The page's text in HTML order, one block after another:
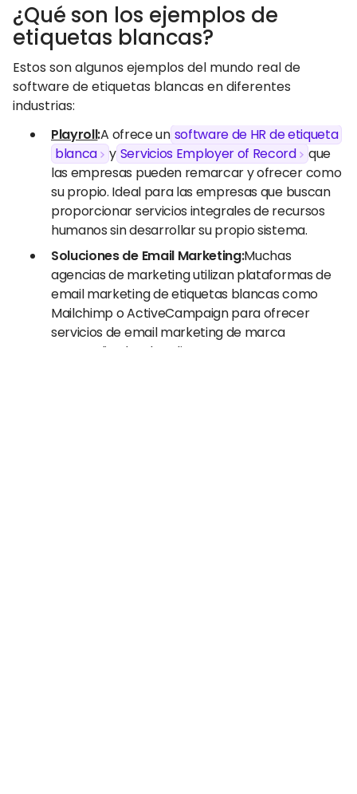
¿Qué son los ejemplos de
etiquetas blancas?
Estos son algunos ejemplos del mundo real de
software de etiquetas blancas en diferentes
industrias:
Playroll:A ofrece un software de HR de etiqueta
blanca
y Servicios Employer of Record
que
las empresas pueden remarcar y ofrecer como
su propio. Ideal para las empresas que buscan
proporcionar servicios integrales de recursos
humanos sin desarrollar su propio sistema.
Soluciones de Email Marketing:Muchas
agencias de marketing utilizan plataformas de
email marketing de etiquetas blancas como
Mailchimp o ActiveCampaign para ofrecer
servicios de email marketing de marca
personalizada a los clientes.